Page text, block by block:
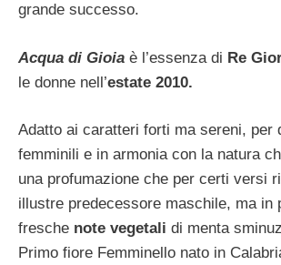
grande successo.
Acqua di Gioia è l’essenza di Re
le donne nell’estate 2010.
Adatto ai caratteri forti ma sereni, per
femminili e in armonia con la natura
una profumazione che per certi versi
illustre predecessore maschile, ma in
fresche note vegetali di menta
Primo fiore Femminello nato in